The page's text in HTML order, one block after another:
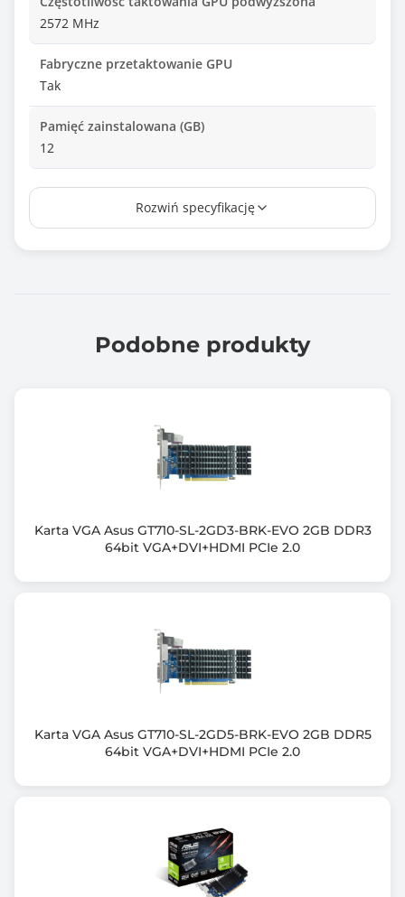
2572 MHz
Fabryczne przetaktowanie GPU
Tak
Pamięć zainstalowana (GB)
12
Typ pamięci
Interfejs pamięci
672.00 GB/s
3x DisplayPort
4
Maksymalna rozdzielczość w trybie cyfrowym
Obsługa DirectX (wersja)
Obsługa OpenGL (wersja)
Wspierane technologie
Rozwiń specyfikację
Podobne produkty
Karta VGA Asus GT710-SL-2GD3-BRK-EVO 2GB DDR3
64bit VGA+DVI+HDMI PCIe 2.0
Karta VGA Asus GT710-SL-2GD5-BRK-EVO 2GB DDR5
64bit VGA+DVI+HDMI PCIe 2.0